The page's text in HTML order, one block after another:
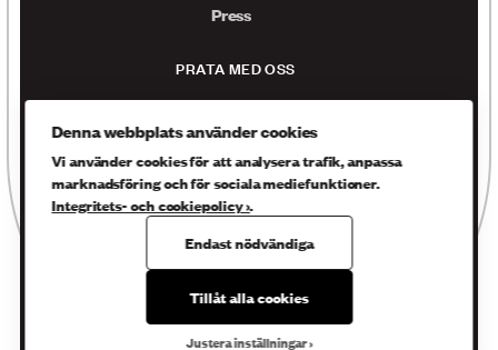
Press
PRATA MED OSS
Facebook
Twitter
Instagram
Sveriges kristna råd
Box 14038 167 14 , Bromma
Gustavslundsvägen 18
08 - 453 68 00 info@skr.org
Denna webbplats använder cookies
Vi använder cookies för att analysera trafik, anpassa
marknadsföring och för sociala mediefunktioner.
Integritets- och cookiepolicy ›.
Endast nödvändiga
Tillåt alla cookies
Justera inställningar